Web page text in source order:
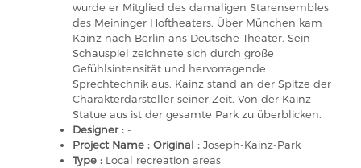
wurde er Mitglied des damaligen Starensembles
des Meininger Hoftheaters. Über München kam
Kainz nach Berlin ans Deutsche Theater. Sein
Schauspiel zeichnete sich durch große
Gefühlsintensität und hervorragende
Sprechtechnik aus. Kainz stand an der Spitze der
Charakterdarsteller seiner Zeit. Von der Kainz-
Statue aus ist der gesamte Park zu überblicken.
Designer : -
Project Name : Original : Joseph-Kainz-Park
Type : Local recreation areas